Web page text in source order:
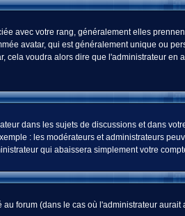
avec votre rang, généralement elles
avatar, qui est généralement unique ou
voudra alors dire que l'administrateur
dans les sujets de discussions et dans
: les modérateurs et administrateurs
qui abaissera simplement votre
forum (dans le cas où l'administrateur